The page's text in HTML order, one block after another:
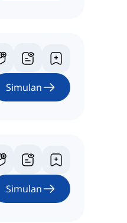
Simulan
Simulan